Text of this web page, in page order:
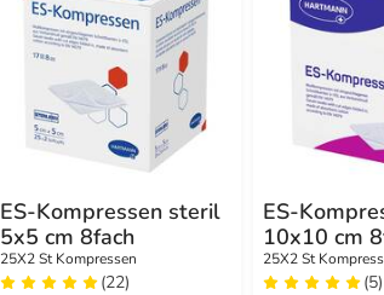
ES-Kompressen steril
5x5 cm 8fach
25X2 St Kompressen
(22)
ES-
10x10 cm
25X2 St
(5)